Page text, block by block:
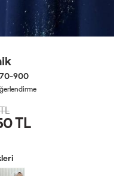
900
TL